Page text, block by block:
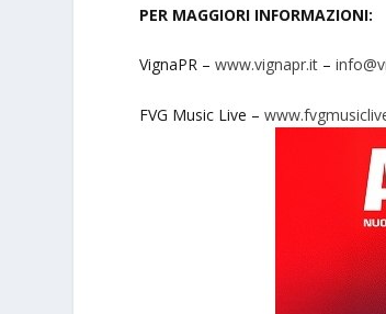
PER MAGGIORI INFORMAZIONI:
VignaPR –www.vignapr.it –
FVG Music Live –